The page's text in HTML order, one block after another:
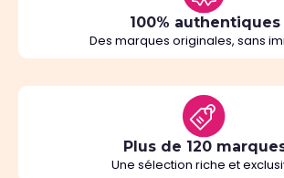
100% authentiques
Des marques originales, sans
Plus de 120
Une sélection riche et